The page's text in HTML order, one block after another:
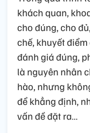
khách quan,
cho đúng, cho
chế, khuyết
đánh giá đúng,
là nguyên nhân
hào, nhưng
để khẳng định,
vấn đề đặt ra…